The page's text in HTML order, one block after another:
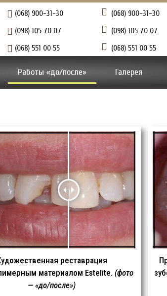
(068) 900-31-30
(098) 105 70 07
(068) 551 00 55
(068) 900-31-30
(098) 105 70 07
(068) 551 00 55
Работы «до/после» Галерея
реставрация
материалом Estelite. (фото
— «до/после»)